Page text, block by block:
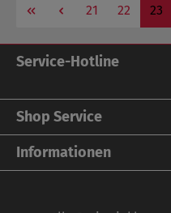
Seite
21 Seite
22 23
Service-Hotline
Shop Service
Informationen